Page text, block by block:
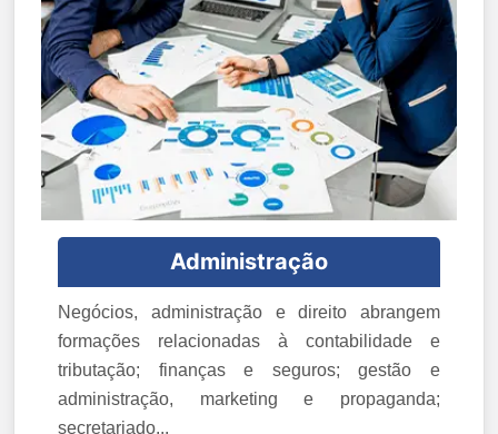
Administração
Negócios, administração e direito abrangem
formações relacionadas à contabilidade e
tributação; finanças e seguros; gestão e
administração, marketing e propaganda;
secretariado...